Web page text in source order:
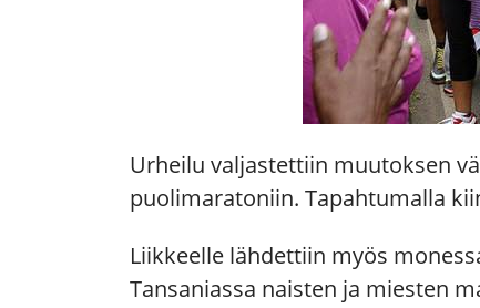
Urheilu valjastettiin muutoksen
puolimaratoniin. Tapahtumalla
Liikkeelle lähdettiin myös
Tansaniassa naisten ja miesten